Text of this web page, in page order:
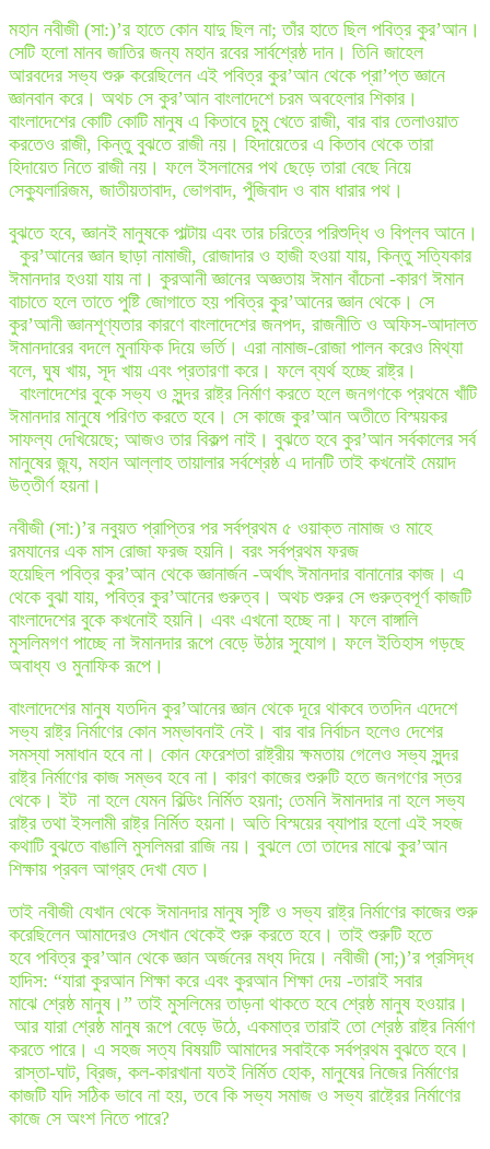
মহান নবীজী (সা:)’র হাতে কোন যাদু ছিল না; তাঁর হাতে ছিল পবিত্র কুর’আন।
সেটি হলো মানব জাতির জন্য মহান রবের সার্বশ্রেষ্ঠ দান। তিনি জাহেল
আরবদের সভ্য শুরু করেছিলেন এই পবিত্র কুর’আন থেকে প্রা’প্ত জ্ঞানে
জ্ঞানবান করে। অথচ সে কুর’আন বাংলাদেশে চরম অবহেলার শিকার।
বাংলাদেশের কোটি কোটি মানুষ এ কিতাবে চুমু খেতে রাজী, বার বার তেলাওয়াত
করতেও রাজী, কিন্তু বুঝতে রাজী নয়। হিদায়েতের এ কিতাব থেকে তারা
হিদায়েত নিতে রাজী নয়। ফলে ইসলামের পথ ছেড়ে তারা বেছে নিয়ে
সেক্যুলারিজম, জাতীয়তাবাদ, ভোগবাদ, পুঁজিবাদ ও বাম ধারার পথ।
বুঝতে হবে, জ্ঞানই মানুষকে পাল্টায় এবং তার চরিত্রে পরিশুদ্ধি ও বিপ্লব আনে।
কুর’আনের জ্ঞান ছাড়া নামাজী, রোজাদার ও হাজী হওয়া যায়, কিন্তু সত্যিকার
ঈমানদার হওয়া যায় না। কুরআনী জ্ঞানের অজ্ঞতায় ঈমান বাঁচেনা -কারণ ঈমান
বাচাতে হলে তাতে পুষ্টি জোগাতে হয় পবিত্র কুর’আনের জ্ঞান থেকে। সে
কুর’আনী জ্ঞানশূণ্যতার কারণে বাংলাদেশের জনপদ, রাজনীতি ও অফিস-আদালত
ঈমানদারের বদলে মুনাফিক দিয়ে ভর্তি। এরা নামাজ-রোজা পালন করেও মিথ্যা
বলে, ঘুষ খায়, সূদ খায় এবং প্রতারণা করে। ফলে ব্যর্থ হচ্ছে রাষ্ট্র।
বাংলাদেশের বুকে সভ্য ও সুন্দর রাষ্ট্র নির্মাণ করতে হলে জনগণকে প্রথমে খাঁটি
ঈমানদার মানুষে পরিণত করতে হবে। সে কাজে কুর’আন অতীতে বিস্ময়কর
সাফল্য দেখিয়েছে; আজও তার বিকল্প নাই। বুঝতে হবে কুর’আন সর্বকালের সর্ব
মানুষের জ্ন্য, মহান আল্লাহ তায়ালার সর্বশ্রেষ্ঠ এ দানটি তাই কখনোই মেয়াদ
উত্তীর্ণ হয়না।
নবীজী (সা:)’র নবুয়ত প্রাপ্তির পর সর্বপ্রথম ৫ ওয়াক্ত নামাজ ও মাহে
রমযানের এক মাস রোজা ফরজ হয়নি। বরং সর্বপ্রথম ফরজ
হয়েছিল পবিত্র কুর’আন থেকে জ্ঞানার্জন -অর্থাৎ ঈমানদার বানানোর কাজ। এ
থেকে বুঝা যায়, পবিত্র কুর’আনের গুরুত্ব। অথচ শুরুর সে গুরুত্বপূর্ণ কাজটি
বাংলাদেশের বুকে কখনোই হয়নি। এবং এখনো হচ্ছে না। ফলে বাঙ্গালি
মুসলিমগণ পাচ্ছে না ঈমানদার রূপে বেড়ে উঠার সুযোগ। ফলে ইতিহাস গড়ছে
অবাধ্য ও মুনাফিক রূপে।
বাংলাদেশের মানুষ যতদিন কুর’আনের জ্ঞান থেকে দূরে থাকবে ততদিন এদেশে
সভ্য রাষ্ট্র নির্মাণের কোন সম্ভাবনাই নেই। বার বার নির্বাচন হলেও দেশের
সমস্যা সমাধান হবে না। কোন ফেরেশতা রাষ্ট্রীয় ক্ষমতায় গেলেও সভ্য সুন্দর
রাষ্ট্র নির্মাণের কাজ সম্ভব হবে না। কারণ কাজের শুরুটি হতে জনগণের স্তর
থেকে। ইট না হলে যেমন বিল্ডিং নির্মিত হয়না; তেমনি ঈমানদার না হলে সভ্য
রাষ্ট্র তথা ইসলামী রাষ্ট্র নির্মিত হয়না। অতি বিস্ময়ের ব্যাপার হলো এই সহজ
কথাটি বুঝতে বাঙালি মুসলিমরা রাজি নয়। বুঝলে তো তাদের মাঝে কুর’আন
শিক্ষায় প্রবল আগ্রহ দেখা যেত।
তাই নবীজী যেখান থেকে ঈমানদার মানুষ সৃষ্টি ও সভ্য রাষ্ট্র নির্মাণের কাজের শুরু
করেছিলেন আমাদেরও সেখান থেকেই শুরু করতে হবে। তাই শুরুটি হতে
হবে পবিত্র কুর’আন থেকে জ্ঞান অর্জনের মধ্য দিয়ে। নবীজী (সা;)’র প্রসিদ্ধ
হাদিস: “যারা কুরআন শিক্ষা করে এবং কুরআন শিক্ষা দেয় -তারাই সবার
মাঝে শ্রেষ্ঠ মানুষ‍।” তাই মুসলিমের তাড়না থাকতে হবে শ্রেষ্ঠ মানুষ হওয়ার।
আর যারা শ্রেষ্ঠ মানুষ রূপে বেড়ে উঠে, একমাত্র তারাই তো শ্রেষ্ঠ রাষ্ট্র নির্মাণ
করতে পারে। এ সহজ সত্য বিষয়টি আমাদের সবাইকে সর্বপ্রথম বুঝতে হবে।
রাস্তা-ঘাট, ব্রিজ, কল-কারখানা যতই নির্মিত হোক, মানুষের নিজের নির্মাণের
কাজটি যদি সঠিক ভাবে না হয়, তবে কি সভ্য সমাজ ও সভ্য রাষ্ট্রের নির্মাণের
কাজে সে অংশ নিতে পারে?